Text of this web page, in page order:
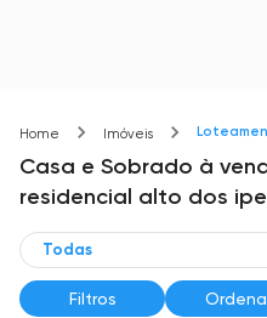
Home Imóveis
Casa e Sobrado à
residencial alto dos
Filtros